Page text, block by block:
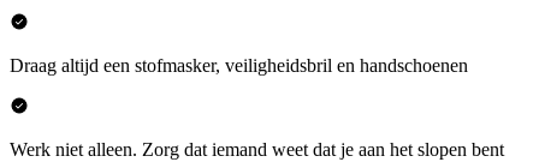
Draag altijd een stofmasker, veiligheidsbril en handschoenen
Werk niet alleen. Zorg dat iemand weet dat je aan het slopen bent